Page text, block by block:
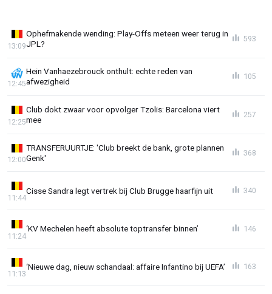
Ophefmakende wending: Play-Offs meteen weer terug in
JPL?
13:09
593
Hein Vanhaezebrouck onthult: echte reden van
afwezigheid
12:45
105
Club dokt zwaar voor opvolger Tzolis: Barcelona viert
mee
12:25
257
TRANSFERUURTJE: 'Club breekt de bank, grote plannen
Genk'
12:00
368
Cisse Sandra legt vertrek bij Club Brugge haarfijn uit
11:44
340
‘KV Mechelen heeft absolute toptransfer binnen’
11:24
146
‘Nieuwe dag, nieuw schandaal: affaire Infantino bij UEFA’
11:13
163